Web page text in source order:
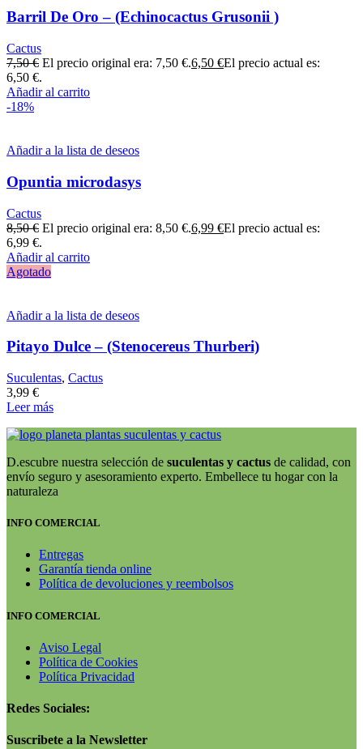
Barril De Oro – (Echinocactus Grusonii )
Cactus
7,50€ El precio original era: 7,50 €.6,50 €El precio actual es:
6,50 €.
Añadir al carrito
-18%
Añadir a la lista de deseos
Opuntia microdasys
Cactus
8,50€ El precio original era: 8,50 €.6,99 €El precio actual es:
6,99 €.
Añadir al carrito
Agotado
Añadir a la lista de deseos
Pitayo Dulce – (Stenocereus Thurberi)
Suculentas, Cactus
3,99 €
Leer más
D.escubre nuestra selección de suculentas y cactus de calidad, con
envío seguro y asesoramiento experto. Embellece tu hogar con la
naturaleza
INFO COMERCIAL
Entregas
Garantía tienda online
Política de devoluciones y reembolsos
INFO COMERCIAL
Aviso Legal
Política de Cookies
Política Privacidad
Redes Sociales:
Suscribete a la Newsletter